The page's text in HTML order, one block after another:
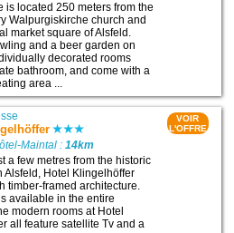
is located 250 meters from the
Walpurgiskirche church and
market square of Alsfeld.
and a beer garden on
decorated rooms
bathroom, and come with a
area ...
Maintal :14km
a few metres from the historic
Alsfeld, Hotel Klingelhöffer
timber-framed architecture.
available in the entire
modern rooms at Hotel
all feature satellite Tv and a
VOIR
L'OFFRE